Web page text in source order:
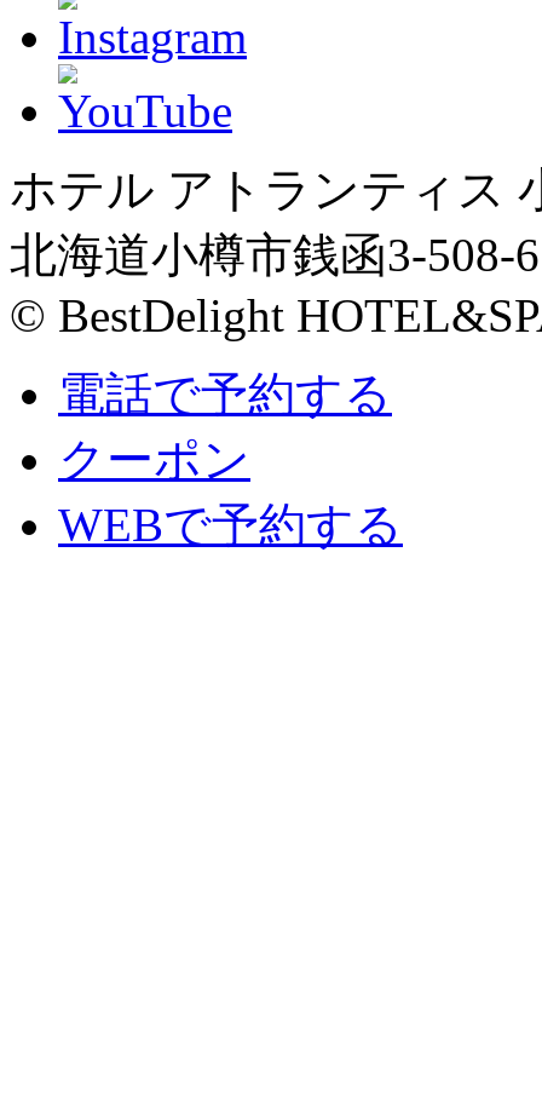
ホテル アトランティス
北海道小樽市銭函3-508-6
© BestDelight
電話で予約する
クーポン
WEBで予約する